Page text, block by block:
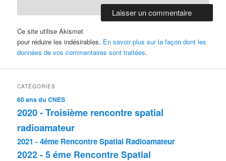
Ce site utilise Akismet
pour réduire les indésirables. En savoir plus sur la façon dont les
données de vos commentaires sont traitées.
CATÉGORIES
60 ans du CNES
2020 - Troisième rencontre spatial
radioamateur
2021 - 4éme Rencontre Spatial Radioamateur
2022 - 5 éme Rencontre Spatial